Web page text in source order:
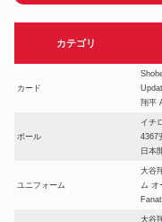
カテゴリ
カード
翔平
ボール
イチ
4367
日本
ユニフォーム
大谷
ム オ
大谷